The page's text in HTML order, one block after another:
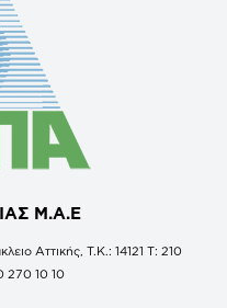
Μ.Α.Ε
Αττικής, Τ.Κ.: 14121 Τ: 210
270 10 10